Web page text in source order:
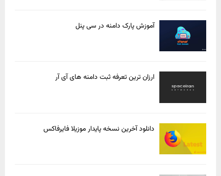
آموزش پارک دامنه در سی پنل
ارزان ترین تعرفه ثبت دامنه های آی آر
دانلود آخرین نسخه پایدار موزیلا فایرفاکس